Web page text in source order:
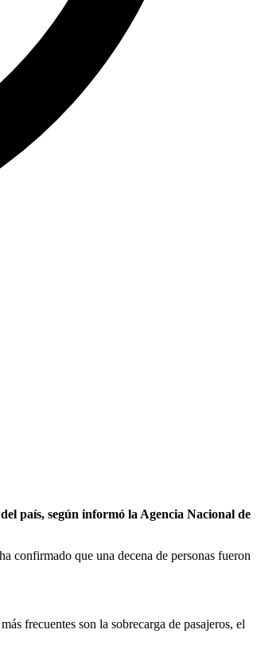
país, según informó la Agencia Nacional de
confirmado que una decena de personas fueron
frecuentes son la sobrecarga de pasajeros, el